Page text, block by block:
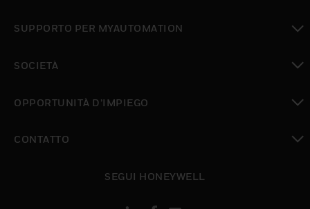
SUPPORTO PER MYAUTOMATION
SOCIETÀ
OPPORTUNITÀ D’IMPIEGO
CONTATTO
SEGUI HONEYWELL